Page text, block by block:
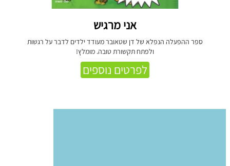
אני מרגיש
ספר ההפעלה הנפלא של דן שטאובר מעודד ילדים לדבר על רגשות
ולפתח תקשורת טובה. מומלץ!
לפרטים נוספים